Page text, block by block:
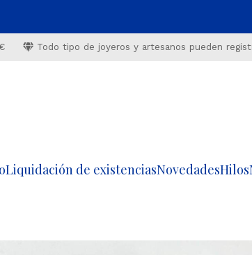
Todo tipo de joyeros y artesanos pueden
Liquidación de existenciasNovedadesHilos